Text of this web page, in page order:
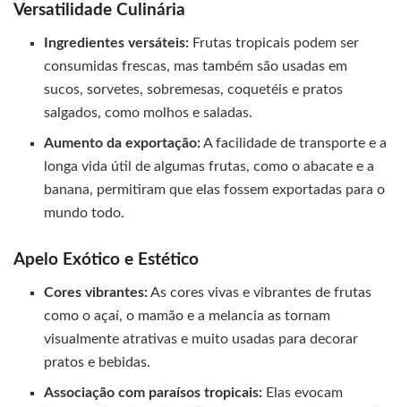
Versatilidade Culinária
Ingredientes versáteis: Frutas tropicais podem ser
consumidas frescas, mas também são usadas em
sucos, sorvetes, sobremesas, coquetéis e pratos
salgados, como molhos e saladas.
Aumento da exportação:A facilidade de transporte e a
longa vida útil de algumas frutas, como o abacate e a
banana, permitiram que elas fossem exportadas para o
mundo todo.
Apelo Exótico e Estético
Cores vibrantes:As cores vivas e vibrantes de frutas
como o açaí, o mamão e a melancia as tornam
visualmente atrativas e muito usadas para decorar
pratos e bebidas.
Associação com paraísos tropicais: Elas evocam